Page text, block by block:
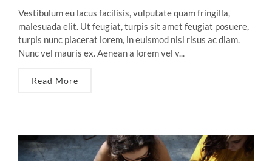
Vestibulum eu lacus facilisis, vulputate quam fringilla,
malesuada elit. Ut feugiat, turpis sit amet feugiat posuere,
turpis nunc placerat lorem, in euismod nisl risus ac diam.
Nunc vel mauris ex. Aenean a lorem vel v...
Read More